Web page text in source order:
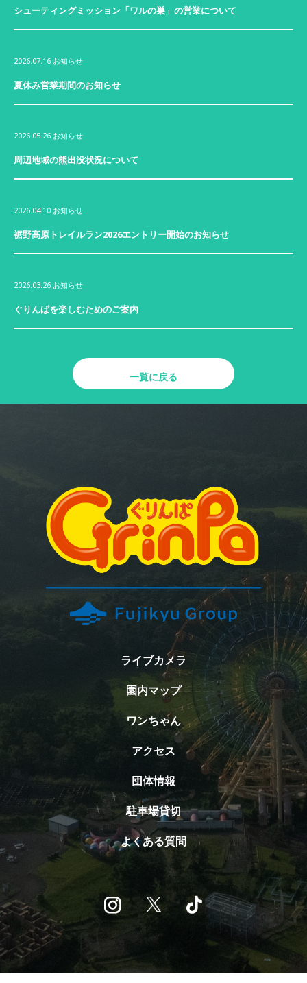
シューティングミッション「ワルの巣」の営業について
2026.07.16 お知らせ
夏休み営業期間のお知らせ
2026.05.26 お知らせ
周辺地域の熊出没状況について
2026.04.10 お知らせ
裾野高原トレイルラン2026エントリー開始のお知らせ
2026.03.26 お知らせ
ぐりんぱを楽しむためのご案内
一覧に戻る
ライブカメラ
園内マップ
ワンちゃん
アクセス
団体情報
駐車場貸切
よくある質問